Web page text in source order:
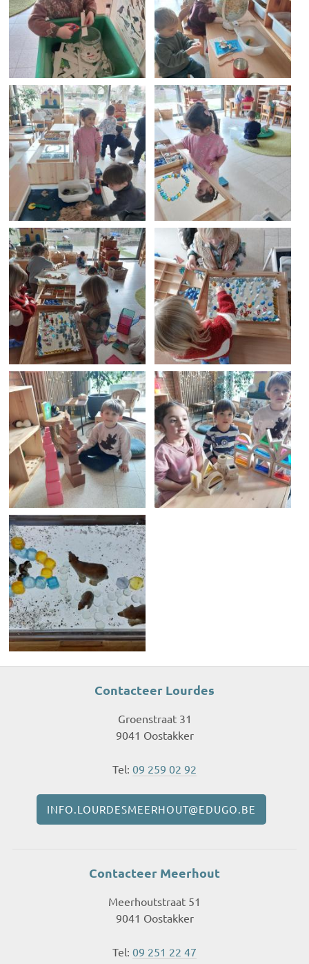
Contacteer Lourdes
Groenstraat 31
9041 Oostakker
Tel: 09 259 02 92
INFO.LOURDESMEERHOUT@EDUGO.BE
Contacteer Meerhout
Meerhoutstraat 51
9041 Oostakker
Tel: 09 251 22 47